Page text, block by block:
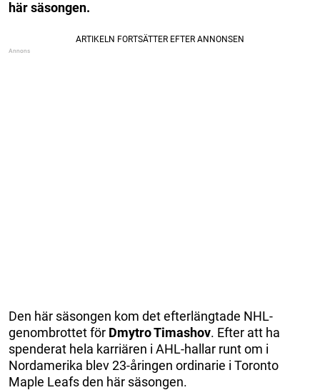
här säsongen.
Den här säsongen kom det efterlängtade NHL-
genombrottet för Dmytro Timashov. Efter att ha
spenderat hela karriären i AHL-hallar runt om i
Nordamerika blev 23-åringen ordinarie i Toronto
Maple Leafs den här säsongen.